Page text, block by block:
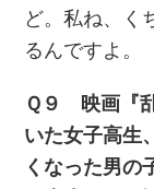
ど。私ね、く
るんですよ。
Ｑ９ 映画『
いた女子高生
くなった男の